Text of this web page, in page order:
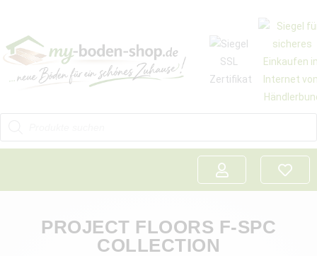
PROJECT FLOORS F-SPC
COLLECTION